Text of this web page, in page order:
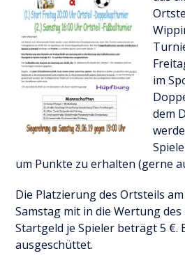
im
dem
um Punkte zu erhalten (gerne
Die Platzierung des Ortsteils
Samstag mit in die Wertung
Startgeld je Spieler beträgt 5 €.
ausgeschüttet.